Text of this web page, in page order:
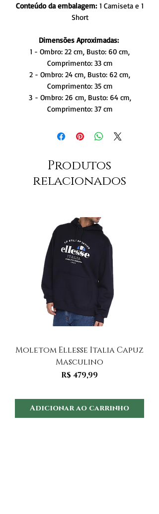
Conteúdo da embalagem:1 Camiseta e 1
Short
Dimensões Aproximadas:
1 - Ombro: 22 cm, Busto: 60 cm,
Comprimento: 33 cm
2 - Ombro: 24 cm, Busto: 62 cm,
Comprimento: 35 cm
3 - Ombro: 26 cm, Busto: 64 cm,
Comprimento: 37 cm
Produtos
relacionados
Moletom Ellesse Italia Capuz
Masculino
Preço
R$ 479,99
Adicionar ao carrinho